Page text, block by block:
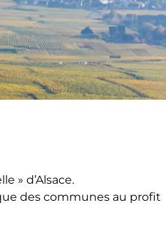
» d’Alsace.
des communes au profit